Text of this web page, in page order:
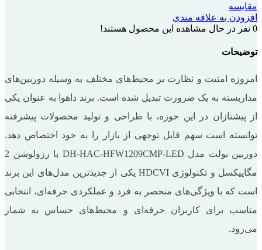
مقایسه
افزودن به علاقه مندی
0 نفر در حال مشاهده این محصول هستند!
توضیحات
امروزه امنیت و نظارت بر محیط‌های مختلف به وسیله دوربین‌های
مداربسته به یک ضرورت تبدیل شده است. برند داهوا به عنوان یکی
از پیشتازان در این حوزه، با طراحی و تولید محصولات پیشرفته
توانسته است سهم قابل توجهی از بازار را به خود اختصاص دهد.
دوربین بولت مدل DH-HAC-HFW1209CMP-LED با رزولوشن 2
مگاپیکسل و تکنولوژی HDCVI یکی از جدیدترین مدل‌های این برند
است که با ویژگی‌های منحصر به فرد و عملکردی حرفه‌ای، انتخابی
مناسب برای کاربران حرفه‌ای و محیط‌های حساس به شمار
می‌رود.